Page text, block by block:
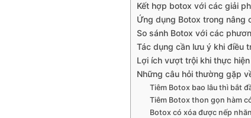
Kết hợp botox với các giải
Ứng dụng Botox trong nâng
So sánh Botox với các
Tác dụng cần lưu ý khi điều
Lợi ích vượt trội khi thực
Những câu hỏi thường gặp
Tiêm Botox bao lâu thì bắt
Tiêm Botox thon gọn hàm
Botox có xóa được nếp